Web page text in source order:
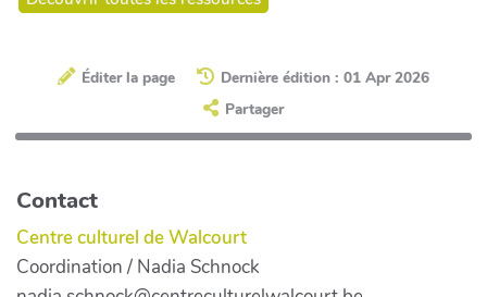
Éditer la page
Dernière édition : 01 Apr 2026
Partager
Contact
Centre culturel de Walcourt
Coordination / Nadia Schnock